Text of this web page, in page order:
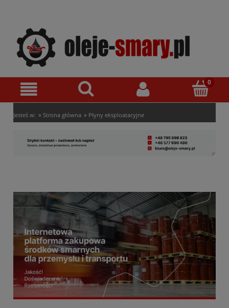
Jesteś w: » Strona główna » Płyny eksploatacyjne